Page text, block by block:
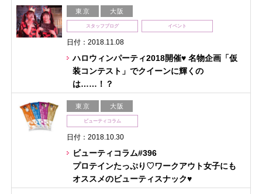
東京 大阪
スタッフブログ イベント
日付：2018.11.08
ハロウィンパーティ2018開催♥ 名物企画「仮
装コンテスト」でクイーンに輝くの
は……！？
東京 大阪
ビューティコラム
日付：2018.10.30
ビューティコラム#396
プロテインたっぷり♡ワークアウト女子にも
オススメのビューティスナック♥